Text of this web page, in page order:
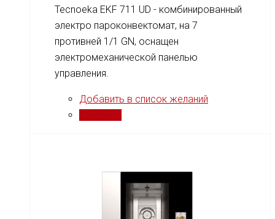
Tecnoeka EKF 711 UD - комбинированный
электро пароконвектомат, на 7
противней 1/1 GN, оснащен
электромеханической панелью
управления.
Добавить в список желаний